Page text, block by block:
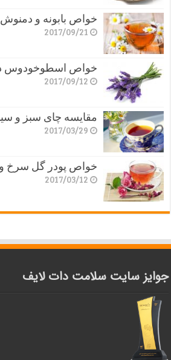
خواص بابونه و دمنوش
2017/09/21
خواص اسطوخودوس
2017/09/12
مقایسه چای سبز و
2017/03/29
خواص پودر گل سرخ
2017/03/12
جوایز سایت سلامت دات لایف